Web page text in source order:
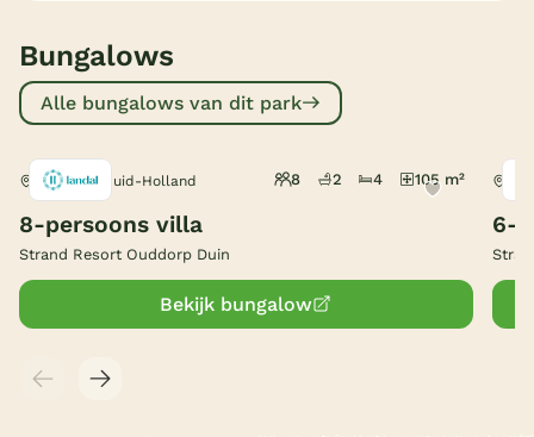
Bungalows
Alle bungalows van dit park
Ouddorp, Zuid-Holland 8 2 4 105 m²
8-persoons villa
Strand Resort Ouddorp Duin
Bekijk bungalow
6-